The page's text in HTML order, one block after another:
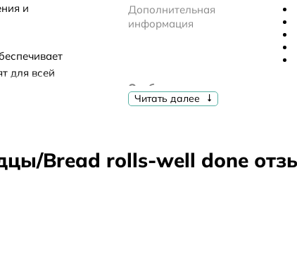
и
для всей
Дополнительная
информация
Особенности
Читать далее
Bread rolls-well done